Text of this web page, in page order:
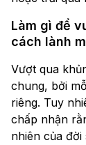
Làm gì để
cách lành
Vượt qua
chung, bởi
riêng. Tuy
chấp nhận
nhiên của